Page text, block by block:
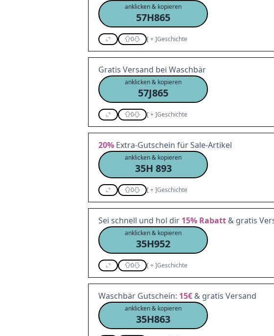
anklicken & kopieren
57H865
0 [+]Geschichte
Gratis Versand bei Waschbär
anklicken & kopieren
57J865
0 [+]Geschichte
20% Extra-Gutschein für Sale-Artikel
anklicken & kopieren
35H 893
0 [+]Geschichte
Sei schnell und hol dir 15% Rabatt & gratis
anklicken & kopieren
35H952
0 [+]Geschichte
Waschbär Gutschein: 15€ & gratis Versand
anklicken & kopieren
35H863